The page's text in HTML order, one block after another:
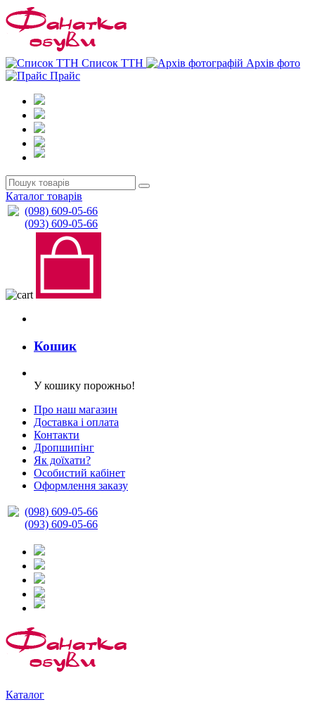
Список ТТН
Архів фото
Прайс
Каталог товарів
(098) 609-05-66
(093) 609-05-66
Кошик
У кошику порожньо!
Про наш магазин
Доставка і оплата
Контакти
Дропшипінг
Як доїхати?
Особистий кабінет
Оформлення заказу
(098) 609-05-66
(093) 609-05-66
Каталог